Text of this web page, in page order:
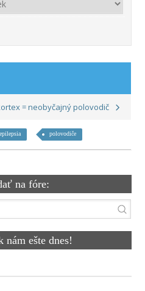
= neobyčajný polovodič
epilepsia polovodiče
na fóre:
nám ešte dnes!